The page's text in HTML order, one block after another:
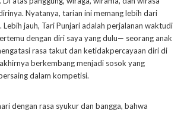
Nyatanya, tarian ini memang lebih dari
Lebih jauh, Tari Punjari adalah perjalanan waktudi
dengan diri saya yang dulu— seorang anak
rasa takut dan ketidakpercayaan diri di
berkembang menjadi sosok yang
dalam kompetisi.
dengan rasa syukur dan bangga, bahwa